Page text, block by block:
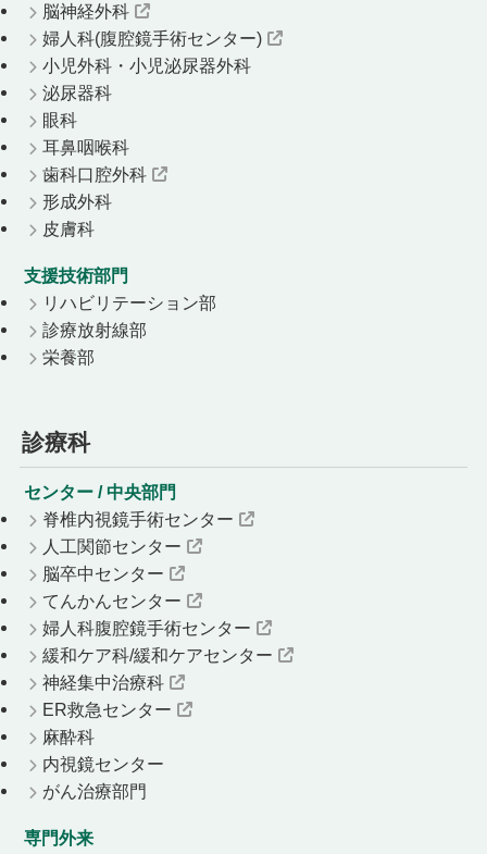
脳神経外科
婦人科(腹腔鏡手術センター)
小児外科・小児泌尿器外科
泌尿器科
眼科
耳鼻咽喉科
歯科口腔外科
形成外科
皮膚科
支援技術部門
リハビリテーション部
診療放射線部
栄養部
診療科
センター / 中央部門
脊椎内視鏡手術センター
人工関節センター
脳卒中センター
てんかんセンター
婦人科腹腔鏡手術センター
緩和ケア科/緩和ケアセンター
神経集中治療科
ER救急センター
麻酔科
内視鏡センター
がん治療部門
専門外来